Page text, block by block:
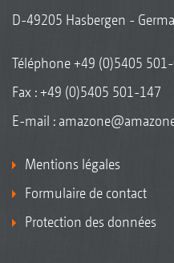
D-49205 Hasbergen -
Téléphone+49 (0)5405
Fax : +49 (0)5405 501-147
E-mail :
Mentions légales
Formulaire de contact
Protection des données